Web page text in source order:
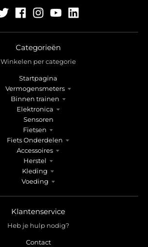
Categorieën
Winkelen per categorie
Startpagina
Vermogensmeters
Binnen trainen
Elektronica
Sensoren
Fietsen
Fiets Onderdelen
Accessoires
Herstel
Kleding
Voeding
Klantenservice
Heb je hulp nodig?
Contact